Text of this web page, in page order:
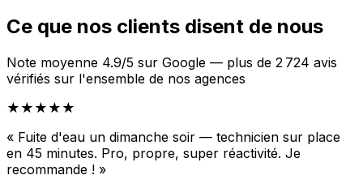
Ce que nos clients disent de nous
Note moyenne 4.9/5 sur Google — plus de 2 724 avis
vérifiés sur l'ensemble de nos agences
★★★★★
« Fuite d'eau un dimanche soir — technicien sur place
en 45 minutes. Pro, propre, super réactivité. Je
recommande ! »